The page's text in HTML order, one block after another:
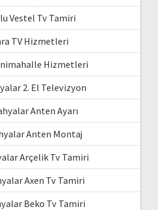
Vestel Tv Tamiri
TV Hizmetleri
Hizmetleri
2. El Televizyon
Anten Ayarı
Anten Montaj
Arçelik Tv Tamiri
Axen Tv Tamiri
Beko Tv Tamiri